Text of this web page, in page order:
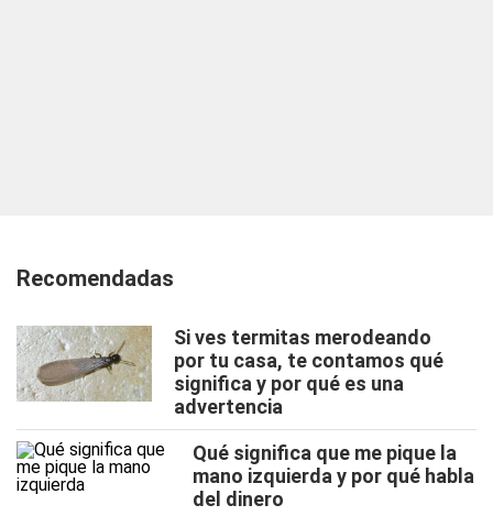
Recomendadas
Si ves termitas merodeando
por tu casa, te contamos qué
significa y por qué es una
advertencia
Qué significa que me pique la
mano izquierda y por qué habla
del dinero